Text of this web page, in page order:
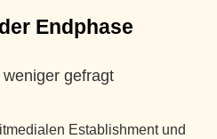
Endphase
gefragt
Establishment und